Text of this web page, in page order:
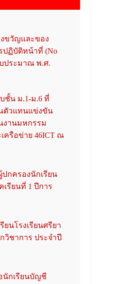
ขวัญและของ
ปฏิบัติหน้าที่ (No
บประมาณ พ.ศ.
ชั้น ม.1-ม.6 ที่
ตัวแทนแข่งขัน
งานมหกรรม
ครือข่าย 46ICT ณ
กครองนักเรียน
เรียนที่ 1 ปีการ
นโรงเรียนศรียา
วิชาการ ประจำปี
นักเรียนบัญชี